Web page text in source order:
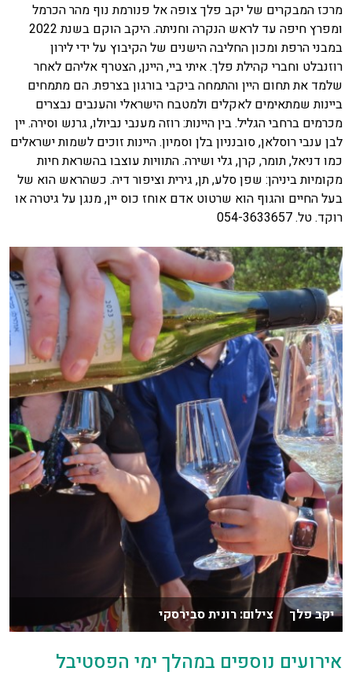
מרכז המבקרים של יקב פלך צופה אל פנורמת נוף מהר הכרמל
ומפרץ חיפה עד לראש הנקרה וחניתה. היקב הוקם בשנת 2022
במבני הרפת ומכון החליבה הישנים של הקיבוץ על ידי לירון
רוזנבלט וחברי קהילת פלך. איתי ביי, היינן, הצטרף אליהם לאחר
שלמד את תחום היין והתמחה ביקבי בורגון בצרפת. הם מתמחים
ביינות שמתאימים לאקלים ולמטבח הישראלי והענבים נבצרים
מכרמים ברחבי הגליל. בין היינות: רוזה מענבי נביולו, גרנש וסירה. יין
לבן ענבי רוסלאן, סובנניון בלן וסמיון. היינות זוכים לשמות ישראלים
כמו דניאל, תומר, קרן, גלי ושירה. התוויות עוצבו בהשראת חיות
מקומיות ביניהן: שפן סלע, תן, גירית וציפור דיה. כשהראש הוא של
בעל החיים והגוף הוא שרטוט אדם אוחז כוס יין, מנגן על גיטרה או
רוקד. טל. 054-3633657
יקב פלך צילום: רונית סבירסקי
אירועים נוספים במהלך ימי הפסטיבל